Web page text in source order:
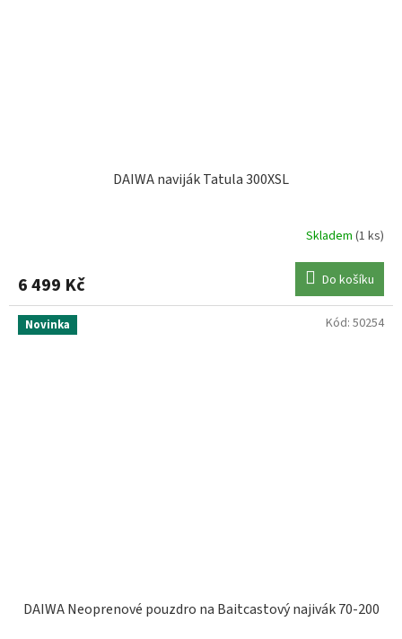
DAIWA naviják Tatula 300XSL
Skladem (1 ks)
6 499 Kč Do košíku
Novinka
DAIWA Neoprenové pouzdro na Baitcastový najivák 70-200
Kód: 50254